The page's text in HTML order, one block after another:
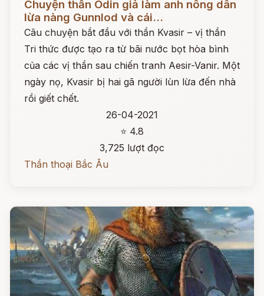
Chuyện thần Odin giả làm anh nông dân
lừa nàng Gunnlod và cái...
Câu chuyện bắt đầu với thần Kvasir – vị thần
Tri thức được tạo ra từ bãi nước bọt hòa bình
của các vị thần sau chiến tranh Aesir-Vanir. Một
ngày nọ, Kvasir bị hai gã người lùn lừa đến nhà
rồi giết chết.
26-04-2021
⭐ 4.8
3,725 lượt đọc
Thần thoại Bắc Âu